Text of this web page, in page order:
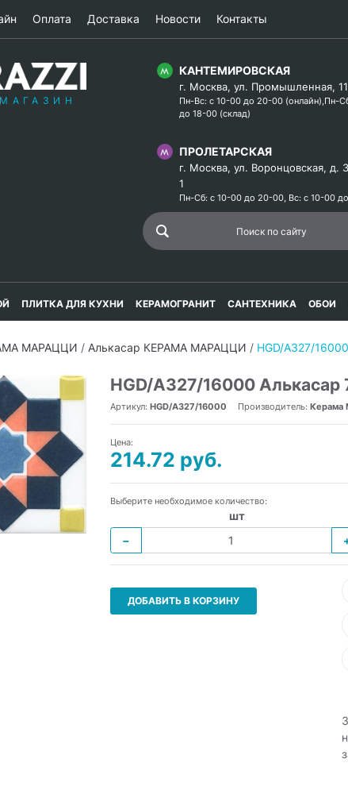
Оплата Доставка Новости Контакты
КАНТЕМИРОВСКАЯ
г. Москва, ул. Промышленная,
Пн-Вс: с 10-00 до 20-00 (онлайн),Пн-
до 18-00 (склад)
ПРОЛЕТАРСКАЯ
г. Москва, ул. Воронцовская, д.
1
Пн-Сб: с 10-00 до 20-00, Вс: с 10-00
ПЛИТКА ДЛЯ КУХНИ КЕРАМОГРАНИТ САНТЕХНИКА ОБОИ
МАРАЦЦИ / Алькасар КЕРАМА МАРАЦЦИ / HGD/A327/
HGD/A327/16000 Алькасар
Артикул: HGD/A327/16000 Производитель: Керама
Цена:
214.72 руб.
Выберите необходимое количество:
шт
−
ДОБАВИТЬ В КОРЗИНУ